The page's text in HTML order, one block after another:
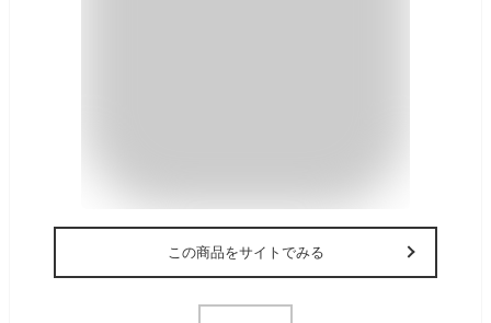
この商品をサイトでみる